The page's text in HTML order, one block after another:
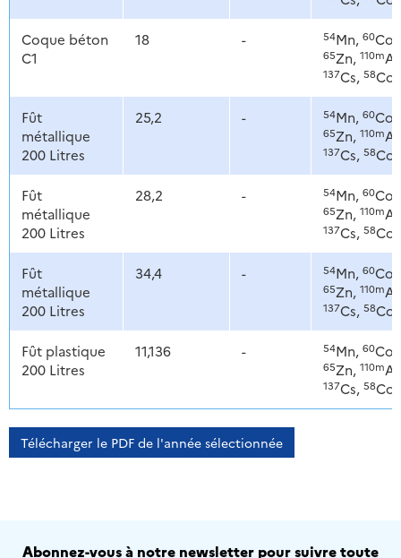
Coque béton
C1
18 - 54Mn, 60Co,
65Zn, 110m
137Cs, 58Co
Fût
métallique
200 Litres
25,2 - 54Mn, 60Co,
65Zn, 110m
137Cs, 58Co
Fût
métallique
200 Litres
28,2 - 54Mn, 60Co,
65Zn, 110m
137Cs, 58Co
Fût
métallique
200 Litres
34,4 - 54Mn, 60Co,
65Zn, 110m
137Cs, 58Co
Fût plastique
200 Litres
11,136 - 54Mn, 60Co,
65Zn, 110m
137Cs, 58Co
Télécharger le PDF de l'année sélectionnée
Abonnez-vous à notre newsletter pour suivre toute